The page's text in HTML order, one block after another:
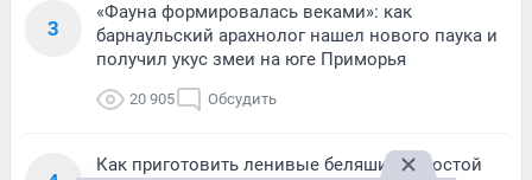
3
«Фауна формировалась веками»: как
барнаульский арахнолог нашел нового паука и
получил укус змеи на юге Приморья
20 905 Обсудить
Как приготовить ленивые беляши — простой